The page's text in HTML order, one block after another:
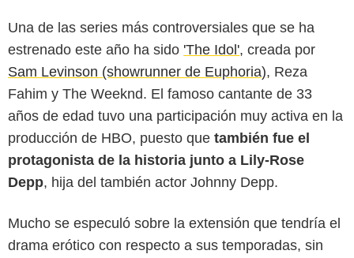
Una de las series más controversiales que se ha
estrenado este año ha sido 'The Idol', creada por
Sam Levinson (showrunner de Euphoria), Reza
Fahim y The Weeknd. El famoso cantante de 33
años de edad tuvo una participación muy activa en la
producción de HBO, puesto que también fue el
protagonista de la historia junto a Lily-Rose
Depp, hija del también actor Johnny Depp.
Mucho se especuló sobre la extensión que tendría el
drama erótico con respecto a sus temporadas, sin